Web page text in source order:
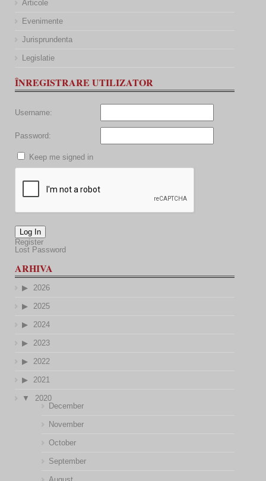
Articole
Evenimente
Jurisprundenta
Legislatie
ÎNREGISTRARE UTILIZATOR
Username:
Password:
Keep me signed in
Log In
Register
Lost Password
ARHIVA
2026
2025
2024
2023
2022
2021
2020
December
November
October
September